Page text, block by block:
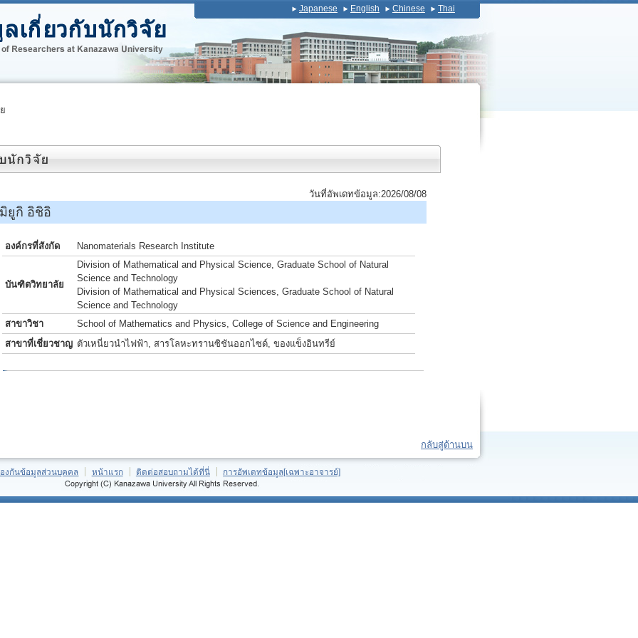
Japanese English Chinese Thai
วันที่อัพเดทข้อมูล:2026/08/08
ยูกิ อิชิอิ
องค์กรที่สังกัด Nanomaterials Research Institute
บันฑิตวิทยาลัย
Division of Mathematical and Physical Science, Graduate School of Natural
Science and Technology
Division of Mathematical and Physical Sciences, Graduate School of Natural
Science and Technology
สาขาวิชา
School of Mathematics and Physics, College of Science and Engineering
สาขาที่เชี่ยวชาญ ตัวเหนี่ยวนำไฟฟ้า, สารโลหะทรานซิชันออกไซด์, ของแข็งอินทรีย์
กลับสู่ด้านบน
งกันข้อมูลส่วนบุคคล หน้าแรก ติดต่อสอบถามได้ที่นี่ การอัพเดทข้อมูล[เฉพาะอาจารย์]